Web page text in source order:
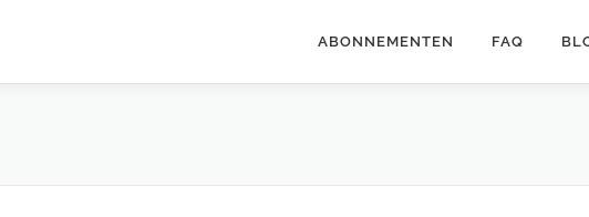
ABONNEMENTEN FAQ